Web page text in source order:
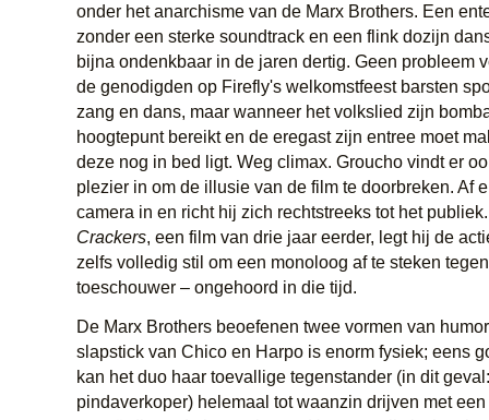
onder het anarchisme van de Marx Brothers. Een
zonder een sterke soundtrack en een flink dozijn
bijna ondenkbaar in de jaren dertig. Geen probleem
de genodigden op Firefly's welkomstfeest barsten
zang en dans, maar wanneer het volkslied zijn
hoogtepunt bereikt en de eregast zijn entree moet
deze nog in bed ligt. Weg climax. Groucho vindt er
plezier in om de illusie van de film te doorbreken. Af
camera in en richt hij zich rechtstreeks tot het
Crackers, een film van drie jaar eerder, legt hij de
zelfs volledig stil om een monoloog af te steken
toeschouwer – ongehoord in die tijd.
De Marx Brothers beoefenen twee vormen van
slapstick van Chico en Harpo is enorm fysiek; eens
kan het duo haar toevallige tegenstander (in dit
pindaverkoper) helemaal tot waanzin drijven met